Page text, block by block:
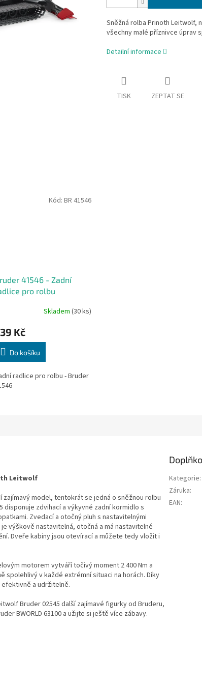
Sněžná rolba Prinoth Leitwolf,
všechny malé příznivce úprav
Detailní informace
TISK ZEPTAT SE
41546 - Zadní
pro rolbu
Skladem (30 ks)
Kč
Do košíku
radlice pro rolbu - Bruder
Kód: BR 41546
Leitwolf
model, tentokrát se jedná o sněžnou rolbu
disponuje zdvihací a výkyvné zadní kormidlo s
Zvedací a otočný pluh s nastavitelnými
výškově nastavitelná, otočná a má nastavitelné
Dveře kabiny jsou otevírací a můžete tedy vložit i
motorem vytváří točivý moment 2 400 Nm a
spolehlivý v každé extrémní situaci na horách. Díky
efektivně a udržitelně.
Bruder 02545 další zajímavé figurky od Bruderu,
BWORLD 63100 a užijte si ještě více zábavy.
Kategorie:
Záruka:
EAN: